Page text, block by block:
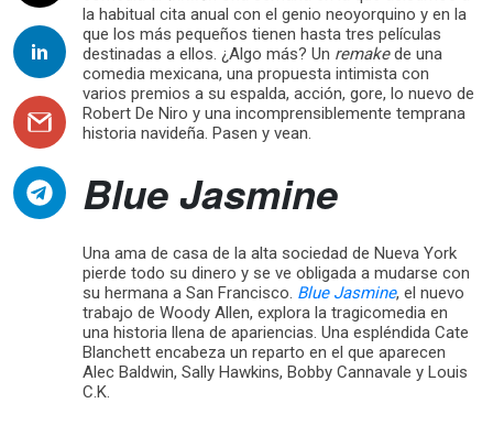
la habitual cita anual con el genio neoyorquino y en la
que los más pequeños tienen hasta tres películas
destinadas a ellos. ¿Algo más? Un remakede una
comedia mexicana, una propuesta intimista con
varios premios a su espalda, acción, gore, lo nuevo de
Robert De Niro y una incomprensiblemente temprana
historia navideña. Pasen y vean.
Blue Jasmine
Una ama de casa de la alta sociedad de Nueva York
pierde todo su dinero y se ve obligada a mudarse con
su hermana a San Francisco. Blue Jasmine, el nuevo
trabajo de Woody Allen, explora la tragicomedia en
una historia llena de apariencias. Una espléndida Cate
Blanchett encabeza un reparto en el que aparecen
Alec Baldwin, Sally Hawkins, Bobby Cannavale y Louis
C.K.